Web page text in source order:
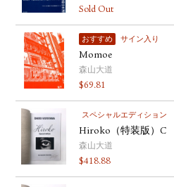
Sold Out
おすすめ サイン入り
Momoe
森山大道
$69.81
スペシャルエディション
Hiroko（特装版）C
森山大道
$418.88